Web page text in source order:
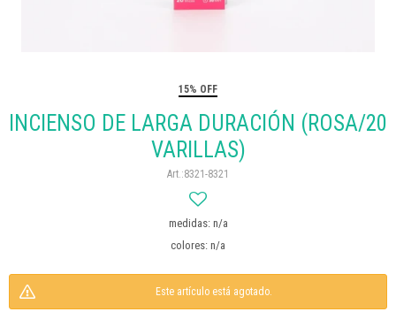
15% OFF
INCIENSO DE LARGA DURACIÓN (ROSA/20
VARILLAS)
8321-8321
medidas: n/a
colores: n/a
Este artículo está agotado.